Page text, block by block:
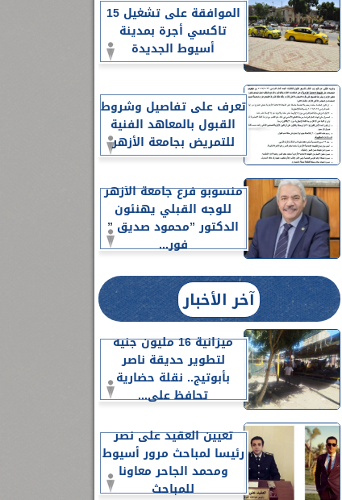
الموافقة على تشغيل 15
تاكسي أجرة بمدينة
أسيوط الجديدة
تعرف على تفاصيل وشروط
القبول بالمعاهد الفنية
للتمريض بجامعة الأزهر
منسوبو فرع جامعة الأزهر
للوجه القبلي يهنئون
الدكتور ”محمود صديق ”
فور...
آخر الأخبار
ميزانية 16 مليون جنيه
لتطوير حديقة ناصر
بأبوتيج.. نقلة حضارية
تحافظ على...
تعيين العقيد على نصر
رئيسا لمباحث مرور أسيوط
ومحمد الجاحر معاونا
للمباحث